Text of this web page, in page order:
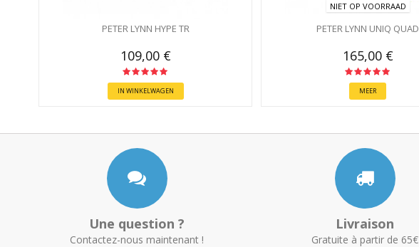
PETER LYNN HYPE TR
109,00 €
IN WINKELWAGEN
NIET OP VOORRAAD
PETER LYNN UNIQ QUAD
165,00 €
MEER
Une question ?
Contactez-nous maintenant !
Livraison
Gratuite à partir de 65€